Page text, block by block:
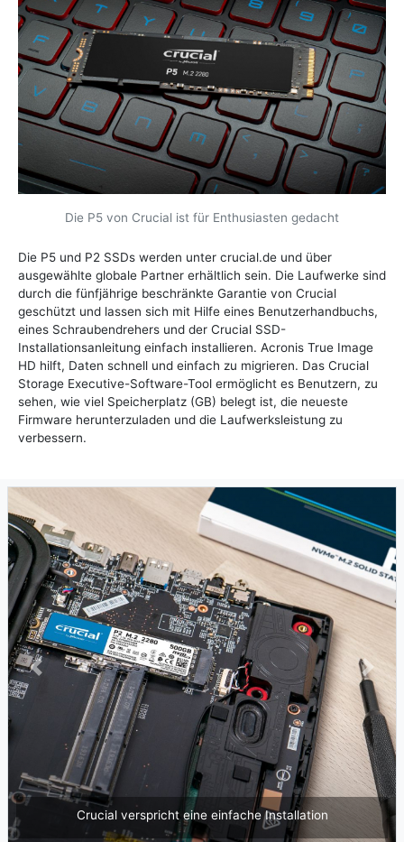
Die P5 von Crucial ist für Enthusiasten gedacht
Die P5 und P2 SSDs werden unter crucial.de und über
ausgewählte globale Partner erhältlich sein. Die Laufwerke sind
durch die fünfjährige beschränkte Garantie von Crucial
geschützt und lassen sich mit Hilfe eines Benutzerhandbuchs,
eines Schraubendrehers und der Crucial SSD-
Installationsanleitung einfach installieren. Acronis True Image
HD hilft, Daten schnell und einfach zu migrieren. Das Crucial
Storage Executive-Software-Tool ermöglicht es Benutzern, zu
sehen, wie viel Speicherplatz (GB) belegt ist, die neueste
Firmware herunterzuladen und die Laufwerksleistung zu
verbessern.
Crucial verspricht eine einfache Installation
Previous Next